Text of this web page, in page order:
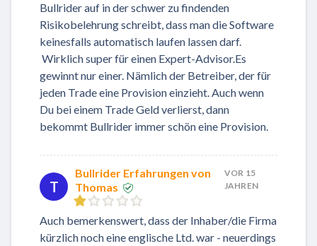
Bullrider auf in der schwer zu findenden
Risikobelehrung schreibt, dass man die Software
keinesfalls automatisch laufen lassen darf.
Wirklich super für einen Expert-Advisor.Es
gewinnt nur einer. Nämlich der Betreiber, der für
jeden Trade eine Provision einzieht. Auch wenn
Du bei einem Trade Geld verlierst, dann
bekommt Bullrider immer schön eine Provision.
T
Bullrider Erfahrungen von
Thomas
VOR 15
JAHREN
Auch bemerkenswert, dass der Inhaber/die Firma
kürzlich noch eine englische Ltd. war - neuerdings